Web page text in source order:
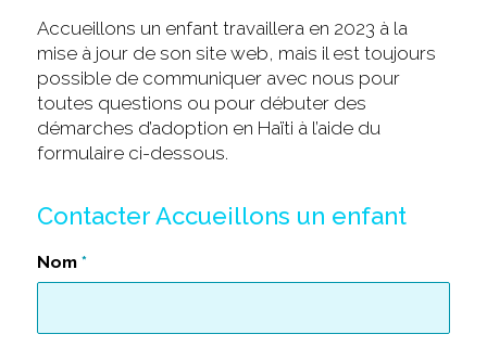
Accueillons un enfant travaillera en 2023 à la
mise à jour de son site web, mais il est toujours
possible de communiquer avec nous pour
toutes questions ou pour débuter des
démarches d’adoption en Haïti à l’aide du
formulaire ci-dessous.
Contacter Accueillons un enfant
Nom *